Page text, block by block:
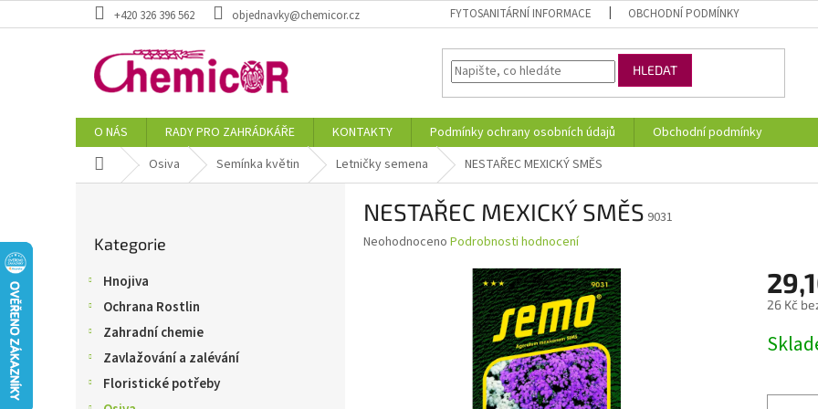
na
+420 326 396 562 objednavky@chemicor.cz FYTOSANITÁRNÍ INFORMACE OBCHODNÍ PODMÍNKY
HLEDAT
O NÁS RADY PRO ZAHRÁDKÁŘE KONTAKTY Podmínky ochrany osobních údajů
Obchodní podmínky
Domů Osiva Semínka květin Letničky semena NESTAŘEC MEXICKÝ SMĚS
kategorie
Kategorie
Hnojiva
Ochrana Rostlin
Zahradní chemie
Zavlažování a zalévání
Floristické potřeby
NESTAŘEC MEXICKÝ SMĚS 9031
Průměrné
Neohodnoceno Podrobnosti hodnocení
26 Kč
cena: